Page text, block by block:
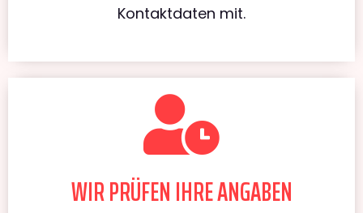
Kontaktdaten mit.
WIR PRÜFEN IHRE ANGABEN